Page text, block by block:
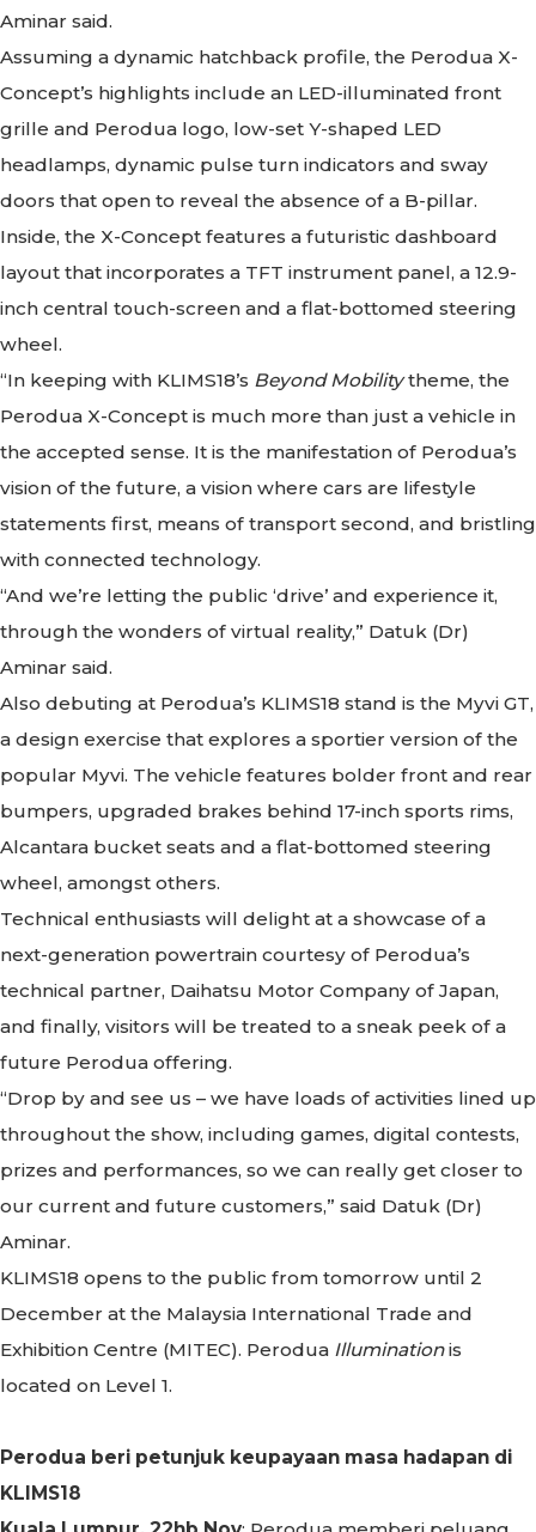
Aminar said.
Assuming a dynamic hatchback profile, the Perodua X-
Concept’s highlights include an LED-illuminated front
grille and Perodua logo, low-set Y-shaped LED
headlamps, dynamic pulse turn indicators and sway
doors that open to reveal the absence of a B-pillar.
Inside, the X-Concept features a futuristic dashboard
layout that incorporates a TFT instrument panel, a 12.9-
inch central touch-screen and a flat-bottomed steering
wheel.
“In keeping with KLIMS18’s Beyond Mobilitytheme, the
Perodua X-Concept is much more than just a vehicle in
the accepted sense. It is the manifestation of Perodua’s
vision of the future, a vision where cars are lifestyle
statements first, means of transport second, and bristling
with connected technology.
“And we’re letting the public ‘drive’ and experience it,
through the wonders of virtual reality,” Datuk (Dr)
Aminar said.
Also debuting at Perodua’s KLIMS18 stand is the Myvi GT,
a design exercise that explores a sportier version of the
popular Myvi. The vehicle features bolder front and rear
bumpers, upgraded brakes behind 17-inch sports rims,
Alcantara bucket seats and a flat-bottomed steering
wheel, amongst others.
Technical enthusiasts will delight at a showcase of a
next-generation powertrain courtesy of Perodua’s
technical partner, Daihatsu Motor Company of Japan,
and finally, visitors will be treated to a sneak peek of a
future Perodua offering.
“Drop by and see us – we have loads of activities lined up
throughout the show, including games, digital contests,
prizes and performances, so we can really get closer to
our current and future customers,” said Datuk (Dr)
Aminar.
KLIMS18 opens to the public from tomorrow until 2
December at the Malaysia International Trade and
Exhibition Centre (MITEC). Perodua Illuminationis
located on Level 1.
Perodua beri petunjuk keupayaan masa hadapan di
KLIMS18